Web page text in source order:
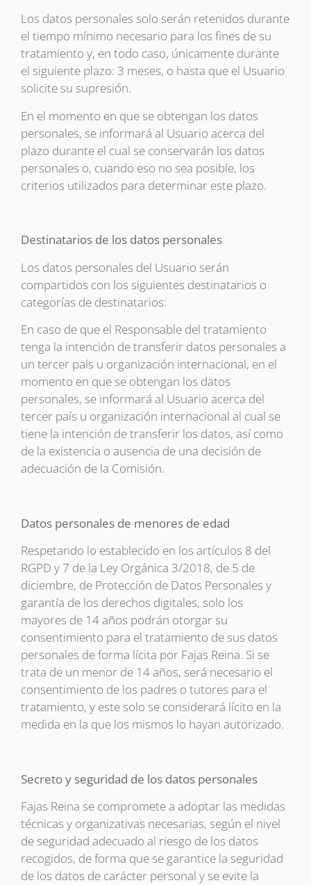
Los datos personales solo serán retenidos durante
el tiempo mínimo necesario para los fines de su
tratamiento y, en todo caso, únicamente durante
el siguiente plazo: 3 meses, o hasta que el Usuario
solicite su supresión.
En el momento en que se obtengan los datos
personales, se informará al Usuario acerca del
plazo durante el cual se conservarán los datos
personales o, cuando eso no sea posible, los
criterios utilizados para determinar este plazo.
Destinatarios de los datos personales
Los datos personales del Usuario serán
compartidos con los siguientes destinatarios o
categorías de destinatarios:
En caso de que el Responsable del tratamiento
tenga la intención de transferir datos personales a
un tercer país u organización internacional, en el
momento en que se obtengan los datos
personales, se informará al Usuario acerca del
tercer país u organización internacional al cual se
tiene la intención de transferir los datos, así como
de la existencia o ausencia de una decisión de
adecuación de la Comisión.
Datos personales de menores de edad
Respetando lo establecido en los artículos 8 del
RGPD y 7 de la Ley Orgánica 3/2018, de 5 de
diciembre, de Protección de Datos Personales y
garantía de los derechos digitales, solo los
mayores de 14 años podrán otorgar su
consentimiento para el tratamiento de sus datos
personales de forma lícita por Fajas Reina. Si se
trata de un menor de 14 años, será necesario el
consentimiento de los padres o tutores para el
tratamiento, y este solo se considerará lícito en la
medida en la que los mismos lo hayan autorizado.
Secreto y seguridad de los datos personales
Fajas Reina se compromete a adoptar las medidas
técnicas y organizativas necesarias, según el nivel
de seguridad adecuado al riesgo de los datos
recogidos, de forma que se garantice la seguridad
de los datos de carácter personal y se evite la